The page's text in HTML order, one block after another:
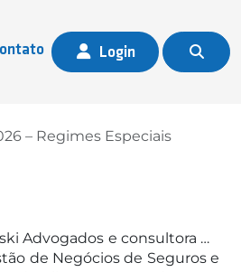
Login
– Regimes Especiais
Advogados e consultora do
de Negócios de Seguros e